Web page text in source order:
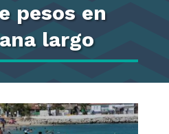
pesos en
largo